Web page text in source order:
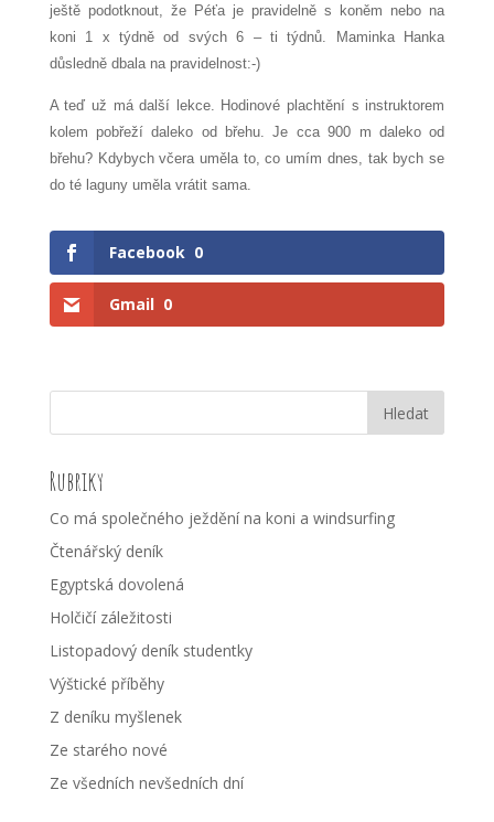
ještě podotknout, že Péťa je pravidelně s koněm nebo na
koni 1 x týdně od svých 6 – ti týdnů. Maminka Hanka
důsledně dbala na pravidelnost:-)
A teď už má další lekce. Hodinové plachtění s instruktorem
kolem pobřeží daleko od břehu. Je cca 900 m daleko od
břehu? Kdybych včera uměla to, co umím dnes, tak bych se
do té laguny uměla vrátit sama.
Facebook 0
Gmail 0
Rubriky
Co má společného ježdění na koni a windsurfing
Čtenářský deník
Egyptská dovolená
Holčičí záležitosti
Listopadový deník studentky
Výštické příběhy
Z deníku myšlenek
Ze starého nové
Ze všedních nevšedních dní